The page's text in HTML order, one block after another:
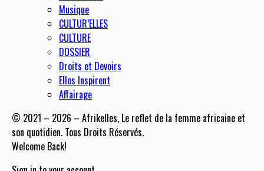
Musique
CULTUR’ELLES
CULTURE
DOSSIER
Droits et Devoirs
Elles Inspirent
Affairage
© 2021 – 2026 – Afrikelles, Le reflet de la femme africaine et
son quotidien. Tous Droits Réservés.
Welcome Back!